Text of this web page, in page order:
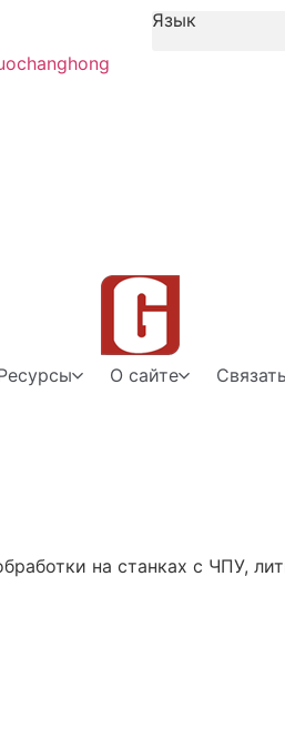
Язык
О сайте
на станках с ЧПУ,